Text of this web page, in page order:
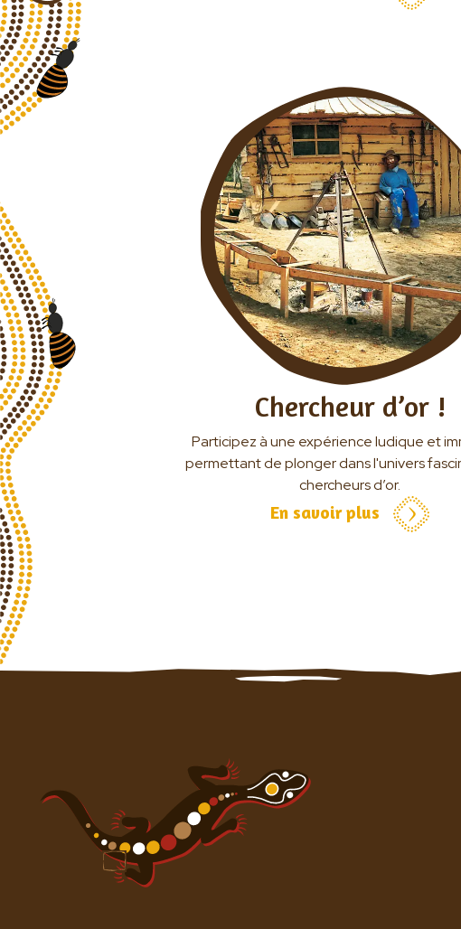
Chercheur d’or !
Participez à une expérience ludique et
permettant de plonger dans l'univers
chercheurs d’or.
En savoir plus